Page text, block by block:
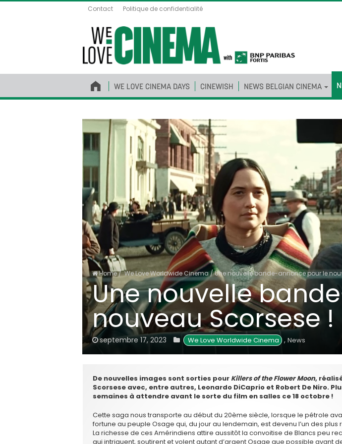
Contact Politique de confidentialité
WE LOVE CINEMA DAYS CINEWISH NEWS BELGIAN CINEMA
Home/We Love Worldwide Cinema/Une nouvelle bande-annonce pour le
Une nouvelle
nouveau Scorsese !
septembre 17, 2023 We Love Worldwide Cinema , News
De nouvelles images sont sorties pour Killers of the Flower Moon,
Scorsese avec, entre autres, Leonardo DiCaprio et Robert De Niro.
semaines à attendre avant le sorte du film en salles ce 18 octobre !
Cette saga nous transporte au début du 20ème siècle, lorsque le pétrole
fortune au peuple Osage qui, du jour au lendemain, est devenu l’un des plus
La richesse de ces Amérindiens attire aussitôt la convoitise de Blancs peu
qui intriguent, soutirent et volent autant d’argent Osage que possible avant